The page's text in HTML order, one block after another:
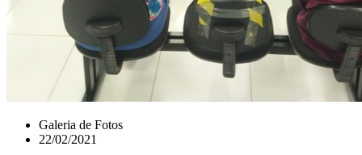
Galeria de Fotos
22/02/2021